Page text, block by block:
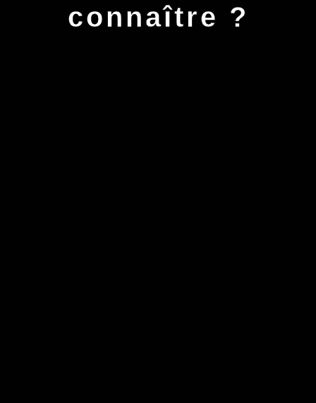
connaître ?